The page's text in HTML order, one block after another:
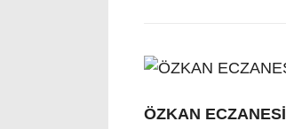
ÖZKAN ECZANESİ